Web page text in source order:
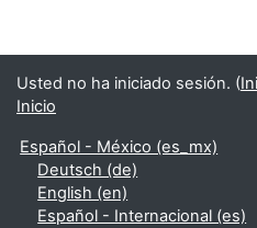
Usted no ha iniciado sesión. (
Inicio
Español - México ‎(es_mx)‎
Deutsch ‎(de)‎
English ‎(en)‎
Español - Internacional ‎(es)‎